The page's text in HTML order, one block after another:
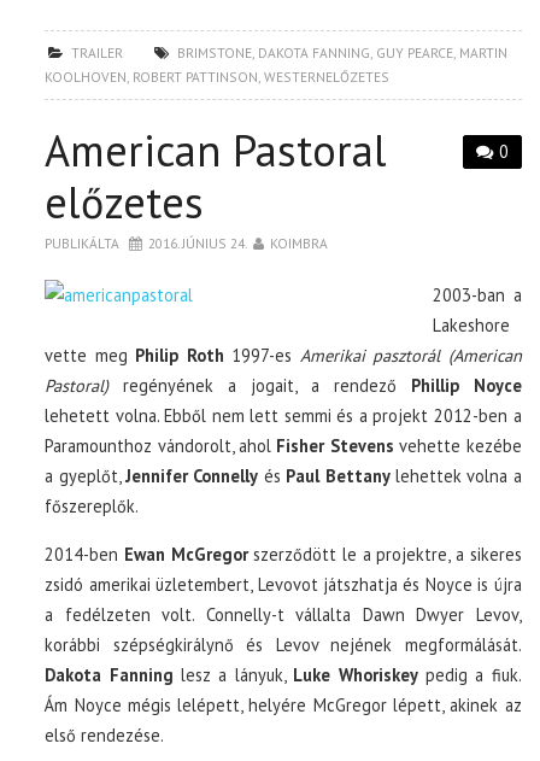
TRAILER BRIMSTONE, DAKOTA FANNING, GUY PEARCE, MARTIN
KOOLHOVEN, ROBERT PATTINSON,WESTERNELŐZETES
0
American Pastoral
előzetes
PUBLIKÁLTA 2016. JÚNIUS 24. KOIMBRA
2003-ban a
Lakeshore
vette meg Philip Roth 1997-es Amerikai pasztorál (American
Pastoral)regényének a jogait, a rendező Phillip Noyce
lehetett volna. Ebből nem lett semmi és a projekt 2012-ben a
Paramounthoz vándorolt, ahol Fisher Stevens vehette kezébe
a gyeplőt,Jennifer Connelly és Paul Bettanylehettek volna a
főszereplők.
2014-ben Ewan McGregorszerződött le a projektre, a sikeres
zsidó amerikai üzletembert, Levovot játszhatja és Noyce is újra
a fedélzeten volt. Connelly-t vállalta Dawn Dwyer Levov,
korábbi szépségkirálynő és Levov nejének megformálását.
Dakota Fanning lesz a lányuk, Luke Whoriskeypedig a fiuk.
Ám Noyce mégis lelépett, helyére McGregor lépett, akinek az
első rendezése.